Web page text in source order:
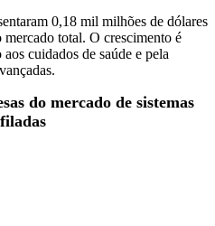
0,18 mil milhões de dólares
total. O crescimento é
cuidados de saúde e pela
do mercado de sistemas